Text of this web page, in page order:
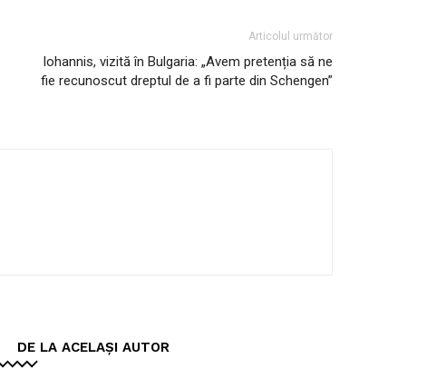
Articolul următor
Iohannis, vizită în Bulgaria: „Avem pretenția să ne
fie recunoscut dreptul de a fi parte din Schengen”
DE LA ACELAȘI AUTOR